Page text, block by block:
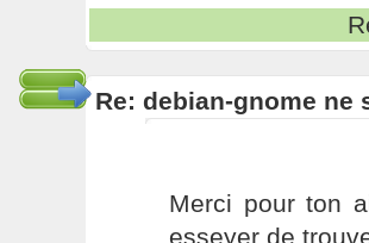
Re: debian-gnome ne
Merci pour ton
esseyer de